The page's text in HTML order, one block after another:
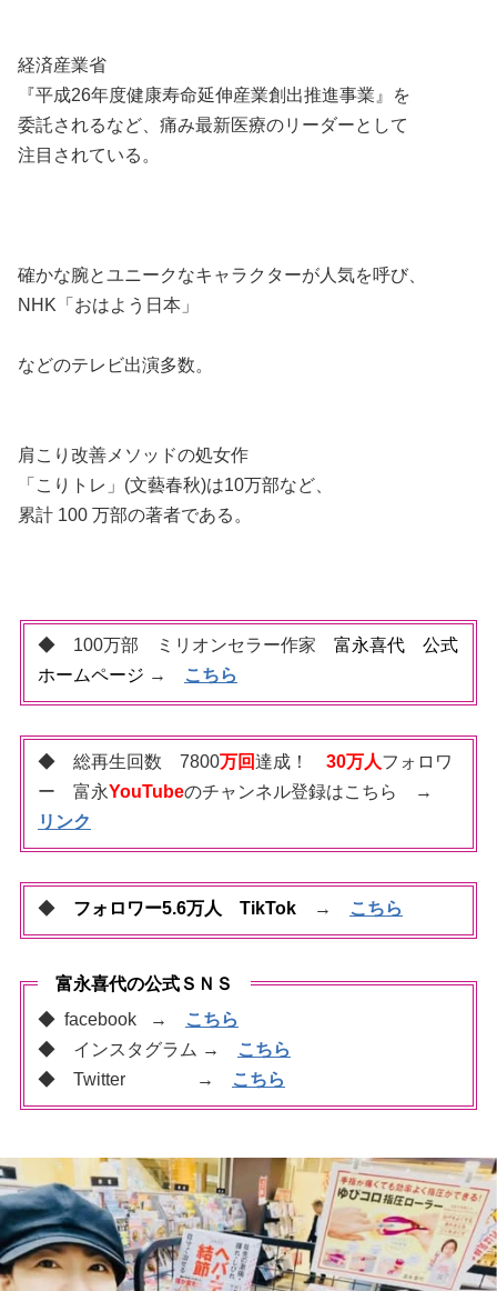
経済産業省
『平成26年度健康寿命延伸産業創出推進事業』を
委託されるなど、痛み最新医療のリーダーとして
注目されている。
確かな腕とユニークなキャラクターが人気を呼び、
NHK「おはよう日本」
などのテレビ出演多数。
肩こり改善メソッドの処女作
「こりトレ」(文藝春秋)は10万部など、
累計 100 万部の著者である。
◆ 100万部 ミリオンセラー作家 富永喜代 公式
ホームページ → こちら
◆ 総再生回数 7800万回達成！ 30万人フォロワ
ー 富永YouTubeのチャンネル登録はこちら →
リンク
◆ フォロワー5.6万人 TikTok → こちら
富永喜代の公式ＳＮＳ
◆ facebook →
こちら
◆ インスタグラム →
こちら
◆ Twitter
→ こちら